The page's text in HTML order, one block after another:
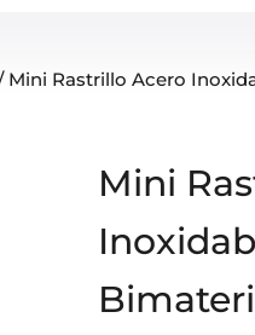
Mini Rastrillo Acero
Mini